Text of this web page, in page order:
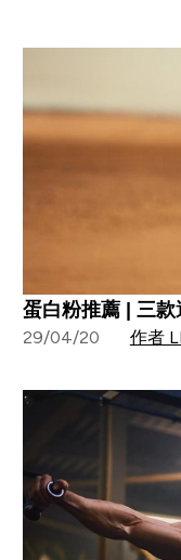
蛋白粉推薦 | 三
29/04/20 作者